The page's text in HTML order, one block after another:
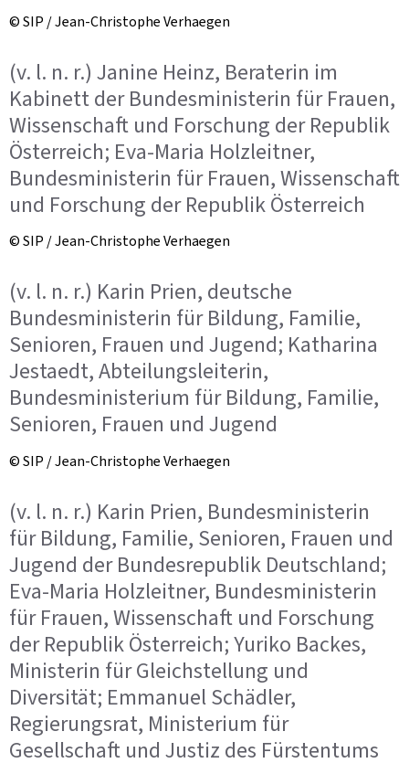
© SIP / Jean-Christophe Verhaegen
(v. l. n. r.) Janine Heinz, Beraterin im
Kabinett der Bundesministerin für Frauen,
Wissenschaft und Forschung der Republik
Österreich; Eva-Maria Holzleitner,
Bundesministerin für Frauen, Wissenschaft
und Forschung der Republik Österreich
© SIP / Jean-Christophe Verhaegen
(v. l. n. r.) Karin Prien, deutsche
Bundesministerin für Bildung, Familie,
Senioren, Frauen und Jugend; Katharina
Jestaedt, Abteilungsleiterin,
Bundesministerium für Bildung, Familie,
Senioren, Frauen und Jugend
© SIP / Jean-Christophe Verhaegen
(v. l. n. r.) Karin Prien, Bundesministerin
für Bildung, Familie, Senioren, Frauen und
Jugend der Bundesrepublik Deutschland;
Eva-Maria Holzleitner, Bundesministerin
für Frauen, Wissenschaft und Forschung
der Republik Österreich; Yuriko Backes,
Ministerin für Gleichstellung und
Diversität; Emmanuel Schädler,
Regierungsrat, Ministerium für
Gesellschaft und Justiz des Fürstentums